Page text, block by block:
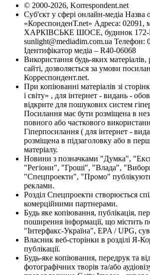
© 2000-2026, Korrespondent.net
Суб'єкт у сфері онлайн-медіа Назва
«КореспонденТ.net» Адреса: 02091,
ХАРКІВСЬКЕ ШОСЕ, будинок 172-
sunlight@mediadim.com.ua Телефон:
Ідентифікатор медіа – R40-06068
Використання будь-яких
сайті, дозволяється за умови
Корреспондент.net.
При копіюванні матеріалів зі
і світу» , для інтернет - видань -
відкрите для пошукових систем
Посилання має бути розміщена в
повного або часткового
Гіперпосилання ( для інтернет -
розміщена в підзаголовку або в
матеріалу.
Новини з позначками "Думка",
"Регіони", "Гроші", "Влада",
"Спецпроекти", "Промо"
реклами.
Розділ Спецпроекти створюється
комерційними партнерами.
Будь яке копіювання, публікація,
поширення інформації, що містить
"Інтерфакс-Україна", EPA / UPG,
Власник веб-сторінки в розділі Я-
публікації.
Будь-яке копіювання, передрук та
фотографічних творів та/або